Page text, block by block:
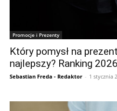
Promocje i Prezenty
Który pomysł na
najlepszy? Ranking 2026
Sebastian Freda - Redaktor - 1 stycznia